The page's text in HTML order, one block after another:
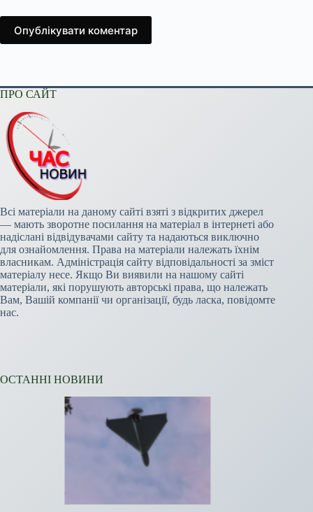
Опублікувати коментар
ПРО САЙТ
Всі матеріали на даному сайті взяті з відкритих джерел
— мають зворотне посилання на матеріал в інтернеті або
надіслані відвідувачами сайту та надаються виключно
для ознайомлення. Права на матеріали належать їхнім
власникам. Адміністрація сайту відповідальності за зміст
матеріалу несе. Якщо Ви виявили на нашому сайті
матеріали, які порушують авторські права, що належать
Вам, Вашій компанії чи організації, будь ласка, повідомте
нас.
ОСТАННІ НОВИНИ